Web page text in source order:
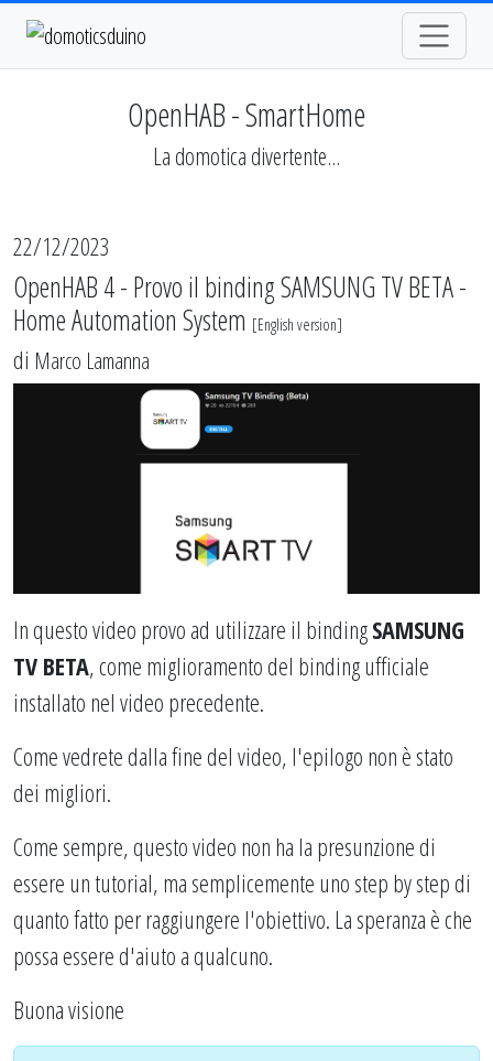
OpenHAB - SmartHome
La domotica divertente...
22/12/2023
OpenHAB 4 - Provo il binding SAMSUNG TV BETA -
Home Automation System [English version]
di Marco Lamanna
In questo video provo ad utilizzare il bindingSAMSUNG
TV BETA, come miglioramento del binding ufficiale
installato nel video precedente.
Come vedrete dalla fine del video, l'epilogo non è stato
dei migliori.
Come sempre, questo video non ha la presunzione di
essere un tutorial, ma semplicemente uno step by step di
quanto fatto per raggiungere l'obiettivo. La speranza è che
possa essere d'aiuto a qualcuno.
Buona visione